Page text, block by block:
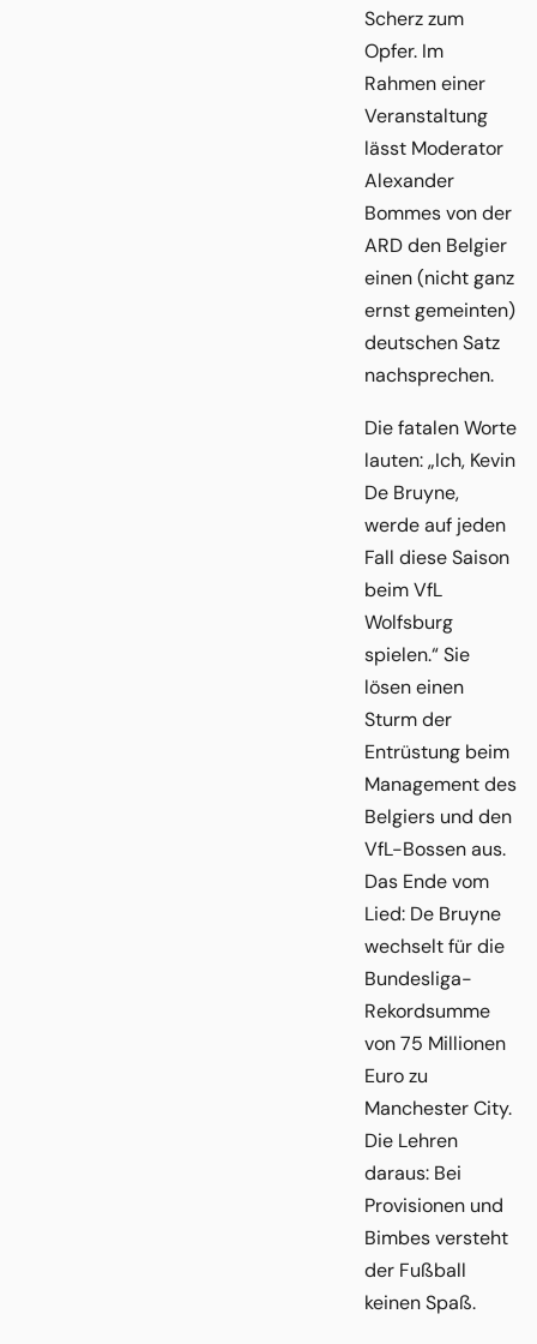
Scherz zum
Opfer. Im
Rahmen einer
Veranstaltung
lässt Moderator
Alexander
Bommes von der
ARD den Belgier
einen (nicht ganz
ernst gemeinten)
deutschen Satz
nachsprechen.
Die fatalen Worte
lauten: „Ich, Kevin
De Bruyne,
werde auf jeden
Fall diese Saison
beim VfL
Wolfsburg
spielen.“ Sie
lösen einen
Sturm der
Entrüstung beim
Management des
Belgiers und den
VfL-Bossen aus.
Das Ende vom
Lied: De Bruyne
wechselt für die
Bundesliga-
Rekordsumme
von 75 Millionen
Euro zu
Manchester City.
Die Lehren
daraus: Bei
Provisionen und
Bimbes versteht
der Fußball
keinen Spaß.